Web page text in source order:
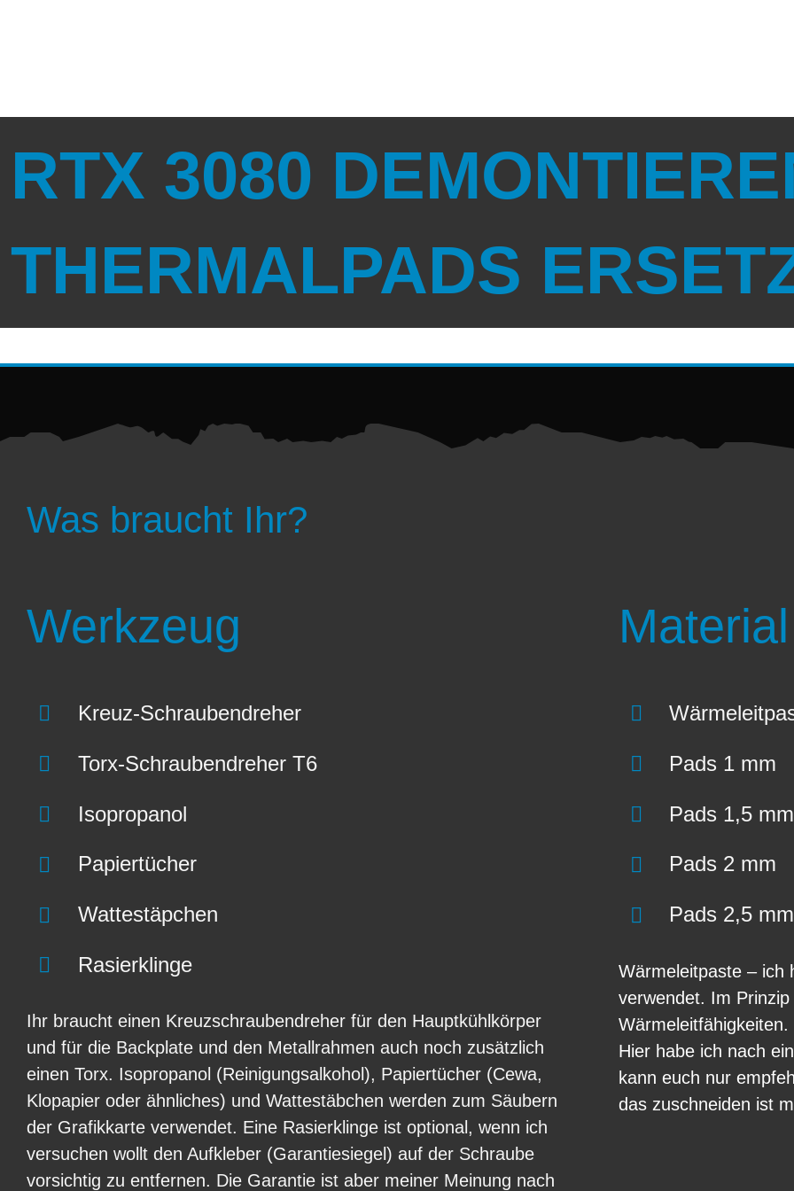
RTX 3080
THERMALPADS
Was braucht Ihr?
Werkzeug
Kreuz-Schraubendreher
Torx-Schraubendreher T6
Isopropanol
Papiertücher
Wattestäpchen
Rasierklinge
Ihr braucht einen Kreuzschraubendreher für den Hauptkühlkörper
und für die Backplate und den Metallrahmen auch noch zusätzlich
einen Torx. Isopropanol (Reinigungsalkohol), Papiertücher (Cewa,
Klopapier oder ähnliches) und Wattestäbchen werden zum Säubern
der Grafikkarte verwendet. Eine Rasierklinge ist optional, wenn ich
versuchen wollt den Aufkleber (Garantiesiegel) auf der Schraube
vorsichtig zu entfernen. Die Garantie ist aber meiner Meinung nach
Material
Pads 1 mm
Pads 1,5 mm
Pads 2 mm
Pads 2,5 mm
Wärmeleitpaste – ich
verwendet. Im
Hier habe ich nach
kann euch nur
das zuschneiden ist